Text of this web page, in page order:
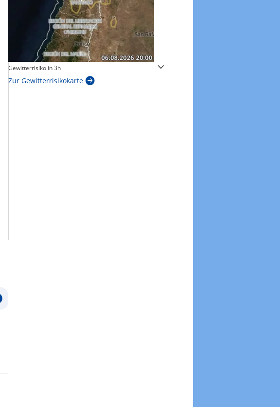
Gewitterrisiko in 3h
Zur Gewitterrisikokarte
Windböen heute